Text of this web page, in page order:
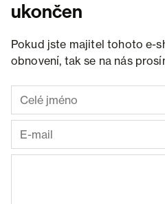
ukončen
Pokud jste majitel tohoto e-
obnovení, tak se na nás